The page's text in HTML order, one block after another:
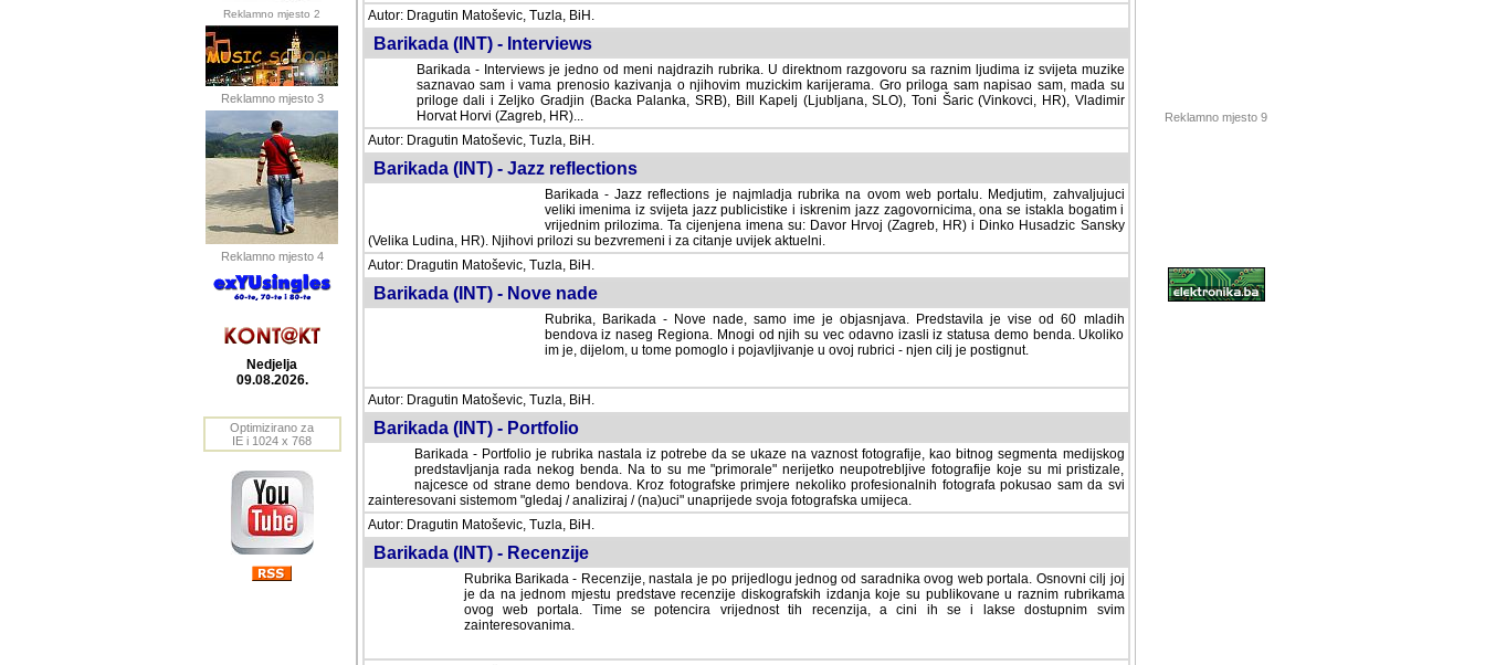
Reklamno mjesto 2
Reklamno mjesto 3
Reklamno mjesto 4
Nedjelja
09.08.2026.
Optimizirano za
IE i 1024 x 768
Autor: Dragutin Matoševic, Tuzla, BiH.
Barikada (INT) - Interviews
Barikada - Interviews je jedno od meni najdrazih rubrika. U direktnom razgovoru sa raznim ljudima iz svijeta muzike
saznavao sam i vama prenosio kazivanja o njihovim muzickim karijerama. Gro priloga sam napisao sam, mada su
priloge dali i Zeljko Gradjin (Backa Palanka, SRB), Bill Kapelj (Ljubljana, SLO), Toni Šaric (Vinkovci, HR), Vladimir
Horvat Horvi (Zagreb, HR)...
Autor: Dragutin Matoševic, Tuzla, BiH.
Barikada (INT) - Jazz reflections
Barikada - Jazz reflections je najmladja rubrika na ovom web portalu. Medjutim, zahvaljujuci veliki
imenima iz svijeta jazz publicistike i iskrenim jazz zagovornicima, ona se istakla bogatim i
vrijednim prilozima. Ta cijenjena imena su: Davor Hrvoj (Zagreb, HR) i Dinko Husadzic Sansky
(Velika Ludina, HR). Njihovi prilozi su bezvremeni i za citanje uvijek aktuelni.
Autor: Dragutin Matoševic, Tuzla, BiH.
Barikada (INT) - Nove nade
Rubrika, Barikada - Nove nade, samo ime je objasnjava. Predstavila je vise od 60 mladih
bendova iz naseg Regiona. Mnogi od njih su vec odavno izasli iz statusa demo benda. Ukoliko im
je, dijelom, u tome pomoglo i pojavljivanje u ovoj rubrici - njen cilj je postignut.
Autor: Dragutin Matoševic, Tuzla, BiH.
Barikada (INT) - Portfolio
Barikada - Portfolio je rubrika nastala iz potrebe da se ukaze na vaznost fotografije, kao bitnog segmenta medijskog
predstavljanja rada nekog benda. Na to su me "primorale" nerijetko neupotrebljive fotografije koje su mi pristizale,
najcesce od strane demo bendova. Kroz fotografske primjere nekoliko profesionalnih fotografa pokusao sam da svi
zainteresovani sistemom "gledaj / analiziraj / (na)uci" unaprijede svoja fotografska umijeca.
Autor: Dragutin Matoševic, Tuzla, BiH.
Barikada (INT) - Recenzije
Rubrika Barikada - Recenzije, nastala je po prijedlogu jednog od saradnika ovog web portala. Osnovni cilj joj
je da na jednom mjestu predstave recenzije diskografskih izdanja koje su publikovane u raznim rubrikama
ovog web portala. Time se potencira vrijednost tih recenzija, a cini ih se i lakse dostupnim svim
zainteresovanima.